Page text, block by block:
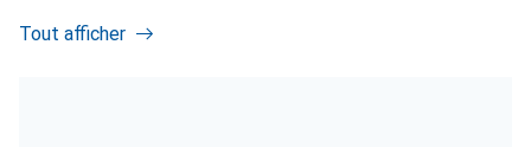
Tout afficher